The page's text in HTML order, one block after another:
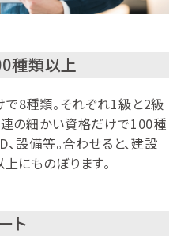
種類以上
8種類。それぞれ1級と2級
連の細かい資格だけで100種
、設備等。合わせると、建設
にものぼります。
ト